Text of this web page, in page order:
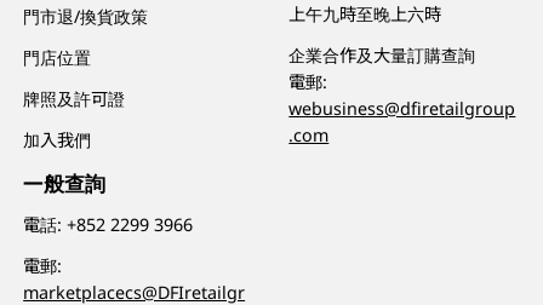
門市退/換貨政策
門店位置
牌照及許可證
加入我們
一般查詢
電話:+852 2299 3966
電郵:
marketplacecs@DFIretailgr
上午九時至晚上六時
企業合作及大量訂購查詢
電郵:
webusiness@dfiretailgroup
.com